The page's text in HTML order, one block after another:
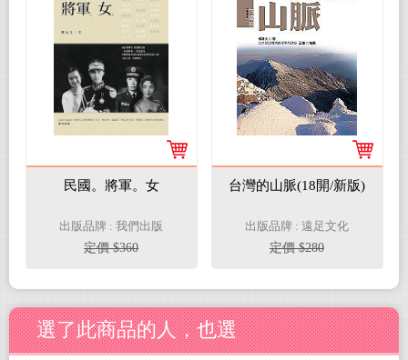
民國。將軍。女
出版品牌 : 我們出版
定價 $360
台灣的山脈(18開/新版)
出版品牌 : 遠足文化
定價 $280
選了此商品的人，也選